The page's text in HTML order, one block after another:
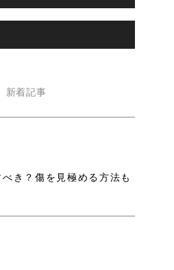
新着記事
き？傷を見極める方法も